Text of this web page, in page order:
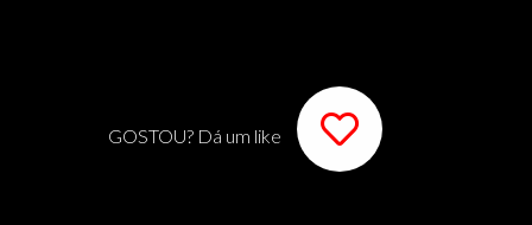
GOSTOU? Dá um like